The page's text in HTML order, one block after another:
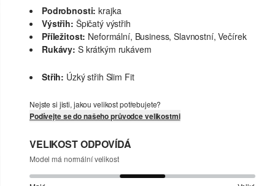
Podrobnosti: krajka
Výstřih: Špičatý výstřih
Příležitost: Neformální, Business, Slavnostní, Večírek
Rukávy: S krátkým rukávem
Střih: Úzký střih Slim Fit
Nejste si jisti, jakou velikost potřebujete?
Podívejte se do našeho průvodce velikostmi
VELIKOST ODPOVÍDÁ
Model má normální velikost